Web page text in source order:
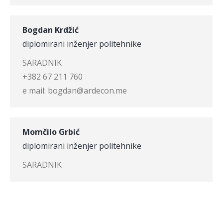
Bogdan Krdžić
diplomirani inženjer politehnike
SARADNIK
+382 67 211 760
e mail: bogdan@ardecon.me
Momčilo Grbić
diplomirani inženjer politehnike
SARADNIK